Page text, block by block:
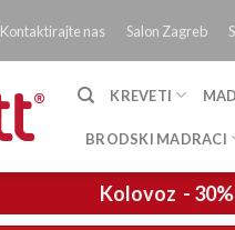
Kontaktirajte nas Salon Zagreb
KREVETI
BRODSKI MADRACI
Kolovoz - 30%